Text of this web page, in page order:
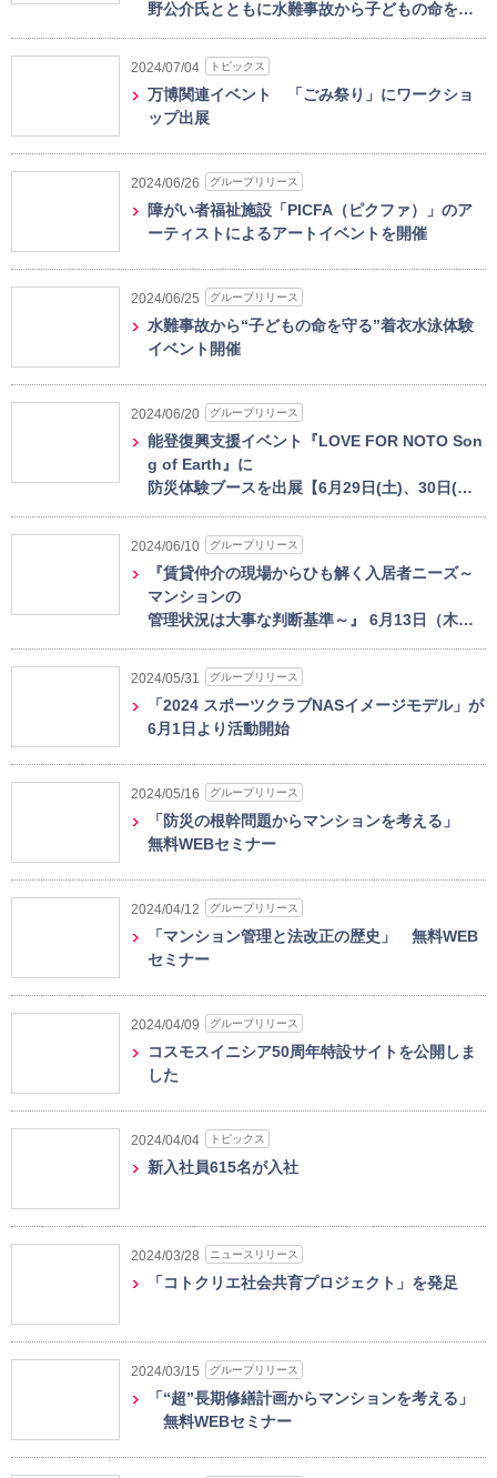
野公介氏とともに水難事故から子どもの命を…
2024/07/04 トピックス
万博関連イベント 「ごみ祭り」にワークショ
ップ出展
2024/06/26 グループリリース
障がい者福祉施設「PICFA（ピクファ）」のア
ーティストによるアートイベントを開催
2024/06/25 グループリリース
水難事故から“子どもの命を守る”着衣水泳体験
イベント開催
2024/06/20 グループリリース
能登復興支援イベント『LOVE FOR NOTO Son
g of Earth』に
防災体験ブースを出展【6月29日(土)、30日(…
2024/06/10 グループリリース
『賃貸仲介の現場からひも解く入居者ニーズ～
マンションの
管理状況は大事な判断基準～』 6月13日（木…
2024/05/31 グループリリース
「2024 スポーツクラブNASイメージモデル」が
6月1日より活動開始
2024/05/16 グループリリース
「防災の根幹問題からマンションを考える」
無料WEBセミナー
2024/04/12 グループリリース
「マンション管理と法改正の歴史」 無料WEB
セミナー
2024/04/09 グループリリース
コスモスイニシア50周年特設サイトを公開しま
した
2024/04/04 トピックス
新入社員615名が入社
2024/03/28 ニュースリリース
「コトクリエ社会共育プロジェクト」を発足
2024/03/15 グループリリース
「“超”長期修繕計画からマンションを考える」
無料WEBセミナー